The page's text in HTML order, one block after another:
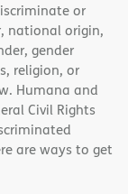
or
national origin,
gender
religion, or
Humana and
Civil Rights
are ways to get